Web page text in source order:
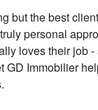
but the best
personal
loves their job
GD Immobilier